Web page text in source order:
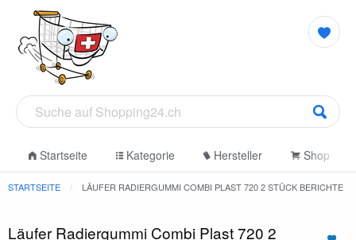
Startseite Kategorie Hersteller Shop
STARTSEITE LÄUFER RADIERGUMMI COMBI PLAST 720 2 STÜCK BERICHTE
Läufer Radiergummi Combi Plast 720 2